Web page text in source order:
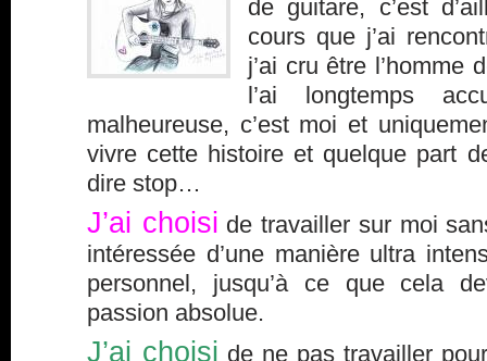
de guitare, c’est
cours que j’ai
j’ai cru être
l’ai longtemps
malheureuse, c’est moi et
vivre cette histoire et quelque part
dire stop…
J’ai choisi de travailler sur moi
intéressée d’une manière ultra
personnel, jusqu’à ce que cela
passion absolue.
J’ai choisi de ne pas travailler